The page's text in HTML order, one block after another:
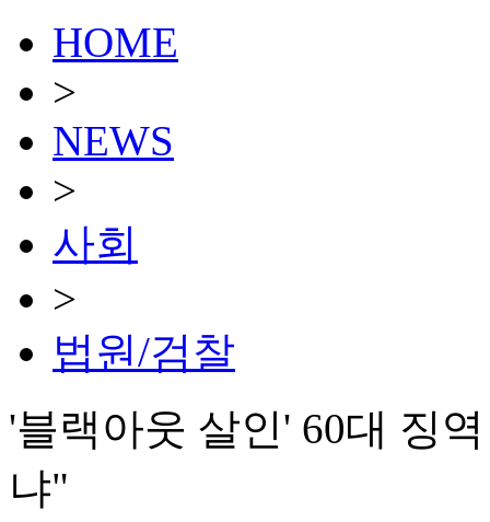
HOME
>
NEWS
>
사회
>
법원/검찰
'블랙아웃 살인' 60대 징
냐"